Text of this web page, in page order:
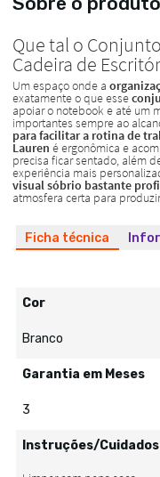
Ficha técnica
Cor
Branco
Garantia em Meses
3
Instruções/Cuidados